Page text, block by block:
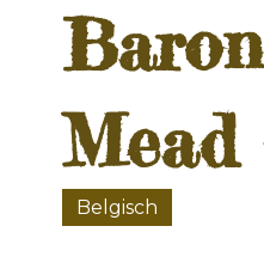
Belgisch